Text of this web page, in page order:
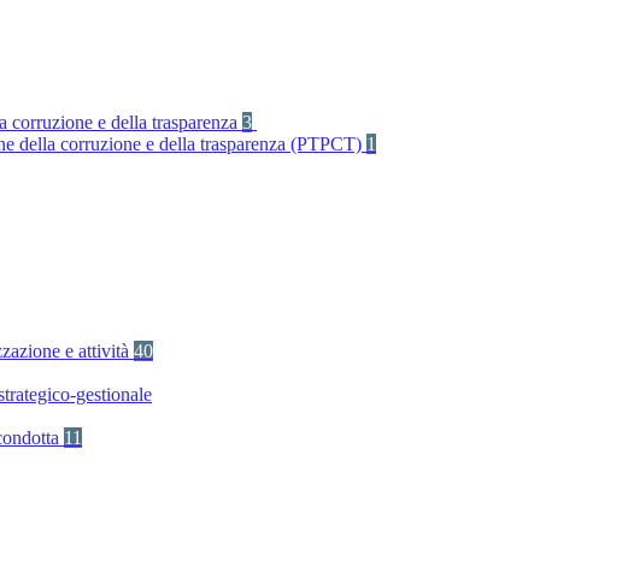
corruzione e della trasparenza 3
della corruzione e della trasparenza (PTPCT) 1
e attività 40
gestionale
11